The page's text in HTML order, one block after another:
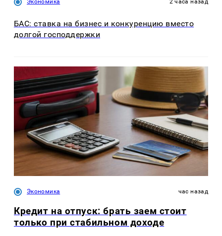
БАС: ставка на бизнес и конкуренцию вместо
долгой господдержки
Экономика час назад
Кредит на отпуск: брать заем стоит
только при стабильном доходе